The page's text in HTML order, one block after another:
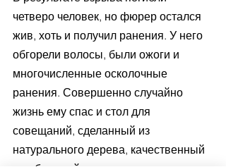
четверо человек, но фюрер остался
жив, хоть и получил ранения. У него
обгорели волосы, были ожоги и
многочисленные осколочные
ранения. Совершенно случайно
жизнь ему спас и стол для
совещаний, сделанный из
натурального дерева, качественный